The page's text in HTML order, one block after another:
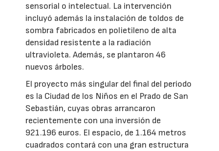
sensorial o intelectual. La intervención
incluyó además la instalación de toldos de
sombra fabricados en polietileno de alta
densidad resistente a la radiación
ultravioleta. Además, se plantaron 46
nuevos árboles.
El proyecto más singular del final del periodo
es la Ciudad de los Niños en el Prado de San
Sebastián, cuyas obras arrancaron
recientemente con una inversión de
921.196 euros. El espacio, de 1.164 metros
cuadrados contará con una gran estructura